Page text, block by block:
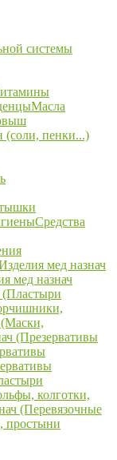
системы
Масла
(соли, пенки...)
Средства
мед назнач
мед назнач
(Пластыри
(Маски,
(Презервативы
колготки,
(Перевязочные
простыни